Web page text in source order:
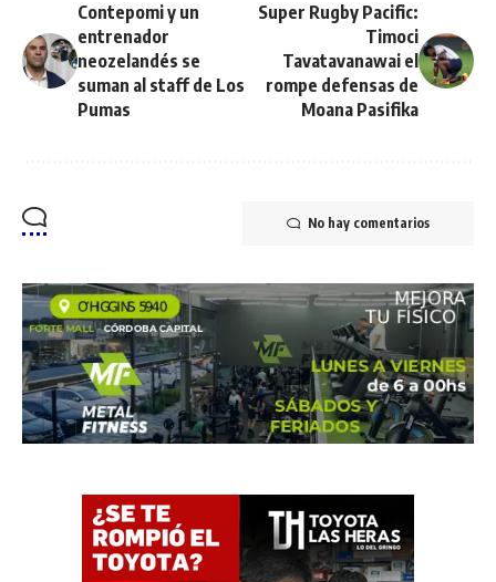
Contepomi y un
entrenador
neozelandés se
suman al staff de Los
Pumas
Super Rugby Pacific:
Timoci
Tavatavanawai el
rompe defensas de
Moana Pasifika
No hay comentarios